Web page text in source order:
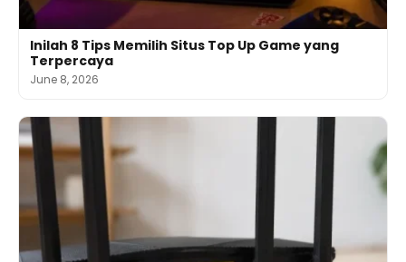
Inilah 8 Tips Memilih Situs Top Up Game yang
Terpercaya
June 8, 2026